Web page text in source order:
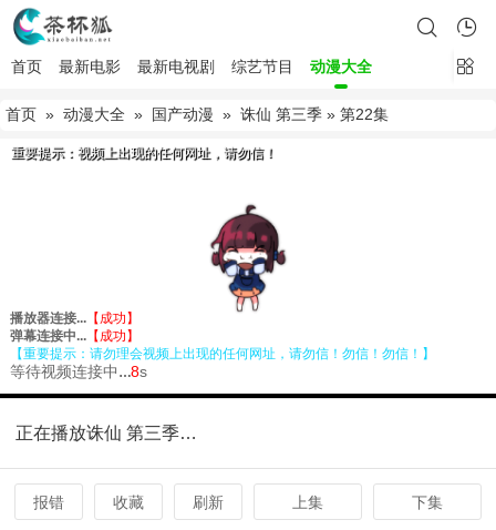
首页 最新电影 最新电视剧 综艺节目 动漫大全
首页 » 动漫大全 » 国产动漫 » 诛仙 第三季 » 第22集
正在播放诛仙 第三季第22集
报错 收藏 刷新 上集 下集